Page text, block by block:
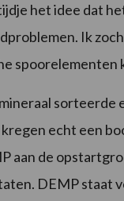
het idee dat
Ik
spoorelementen
echt een
aan de
DEMP staat